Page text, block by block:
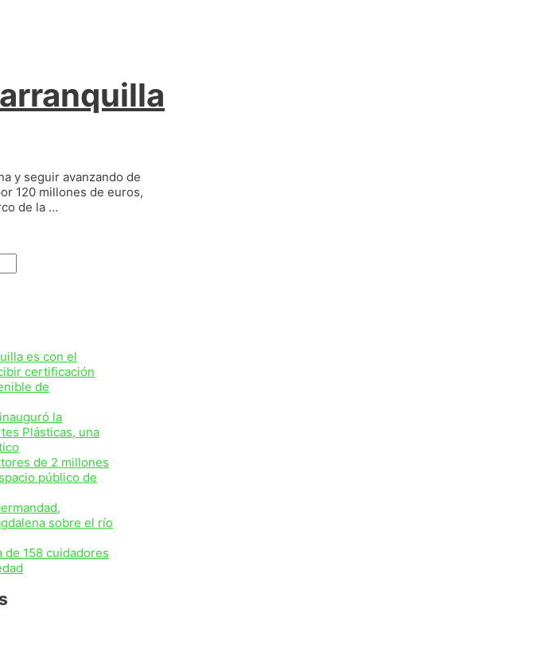
y seguir avanzando de
120 millones de euros,
de la …
es con el
certificación
de
la
Plásticas, una
de 2 millones
público de
sobre el río
158 cuidadores